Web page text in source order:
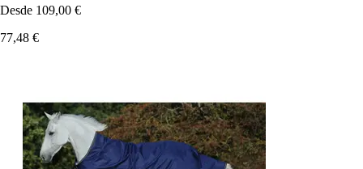
Desde 109,00 €
77,48 €